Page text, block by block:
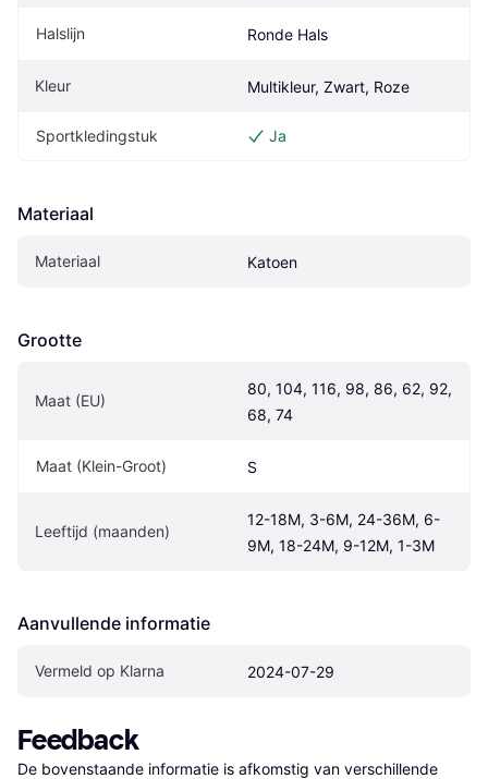
Halslijn Ronde Hals
Kleur Multikleur, Zwart, Roze
Sportkledingstuk Ja
Materiaal
Materiaal Katoen
Grootte
Maat (EU)
80, 104, 116, 98, 86, 62, 92,
68, 74
Maat (Klein-Groot) S
Leeftijd (maanden)
12-18M, 3-6M, 24-36M, 6-
9M, 18-24M, 9-12M, 1-3M
Aanvullende informatie
Vermeld op Klarna 2024-07-29
Feedback
De bovenstaande informatie is afkomstig van verschillende